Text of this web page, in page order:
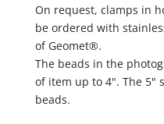
On request, clamps in
be ordered with
of Geomet®.
The beads in the
of item up to 4". The 5"
beads.